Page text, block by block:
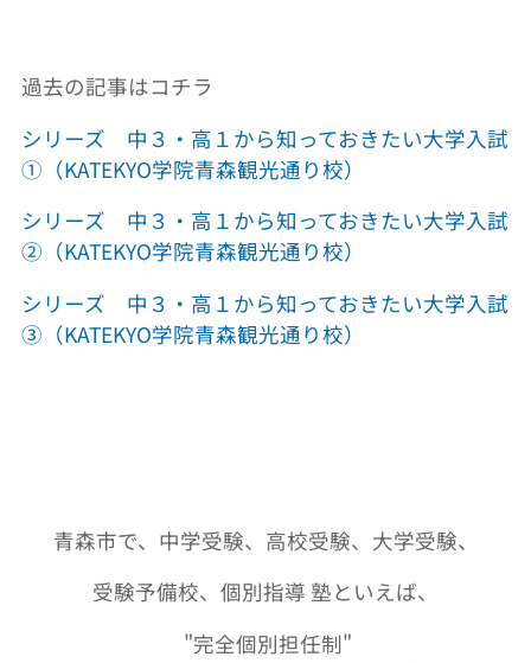
過去の記事はコチラ
シリーズ 中３・高１から知っておきたい大学入試
①（KATEKYO学院青森観光通り校）
シリーズ 中３・高１から知っておきたい大学入試
②（KATEKYO学院青森観光通り校）
シリーズ 中３・高１から知っておきたい大学入試
③（KATEKYO学院青森観光通り校）
青森市で、中学受験、高校受験、大学受験、
受験予備校、個別指導 塾といえば、
"完全個別担任制"